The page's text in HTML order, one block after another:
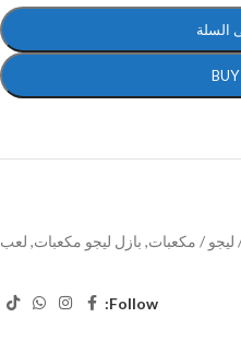
السلة
ليجو / مكعبات, بازل ليجو مكعبات, لعب
Follow: